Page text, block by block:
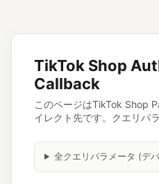
TikTok Shop
Callback
このページはTikTok Shop
イレクト先です。クエリパ
全クエリパラメータ (デ